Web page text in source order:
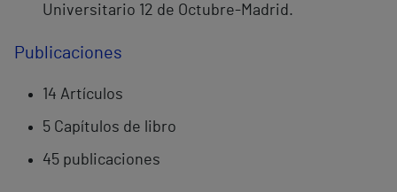
Universitario 12 de Octubre-Madrid.
Publicaciones
14 Artículos
5 Capítulos de libro
45 publicaciones